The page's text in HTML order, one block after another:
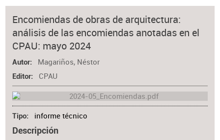
Encomiendas de obras de arquitectura:
análisis de las encomiendas anotadas en el
CPAU: mayo 2024
Autor Magariños, Néstor
Editor CPAU
Tipo informe técnico
Descripción